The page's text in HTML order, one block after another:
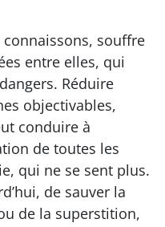
souffre
entre elles, qui
Réduire
objectivables,
conduire à
de toutes les
qui ne se sent plus.
de sauver la
de la superstition,